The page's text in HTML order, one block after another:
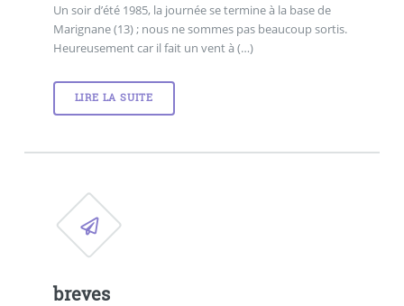
Un soir d’été 1985, la journée se termine à la base de
Marignane (13) ; nous ne sommes pas beaucoup sortis.
Heureusement car il fait un vent à (…)
LIRE LA SUITE
breves